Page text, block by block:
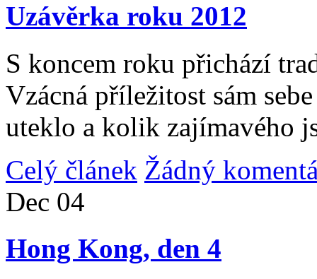
Uzávěrka roku 2012
S koncem roku přichází
Vzácná příležitost sám
uteklo a kolik zajímavého
Celý článek Žádný
Dec 04
Hong Kong, den 4